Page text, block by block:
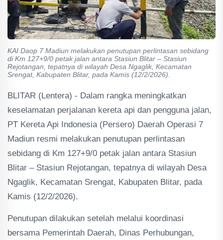
KAI Daop 7 Madiun melakukan penutupan perlintasan sebidang
di Km 127+9/0 petak jalan antara Stasiun Blitar – Stasiun
Rejotangan, tepatnya di wilayah Desa Ngaglik, Kecamatan
Srengat, Kabupaten Blitar, pada Kamis (12/2/2026).
BLITAR (Lentera) - Dalam rangka meningkatkan
keselamatan perjalanan kereta api dan pengguna jalan,
PT Kereta Api Indonesia (Persero) Daerah Operasi 7
Madiun resmi melakukan penutupan perlintasan
sebidang di Km 127+9/0 petak jalan antara Stasiun
Blitar – Stasiun Rejotangan, tepatnya di wilayah Desa
Ngaglik, Kecamatan Srengat, Kabupaten Blitar, pada
Kamis (12/2/2026).
Penutupan dilakukan setelah melalui koordinasi
bersama Pemerintah Daerah, Dinas Perhubungan,